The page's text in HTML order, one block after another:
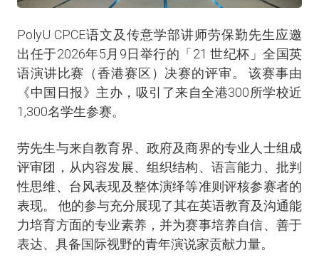
PolyU CPCE语文及传意学部讲师劳保勤先生应邀
出任于2026年5月9日举行的「21 世纪杯」全国英
语演讲比赛（香港赛区）决赛的评审。 该赛事由
《中国日报》主办，吸引了来自全港300所学校近
1,300名学生参赛。
劳先生与来自教育界、政府及商界的专业人士组成
评审团，从内容发展、组织结构、语言能力、批判
性思维、台风表现及整体演绎等准则评核参赛者的
表现。 他的参与充分展现了其在英语教育及沟通能
力培育方面的专业素养，并为赛事培养自信、善于
表达、具备国际视野的青年演说家贡献力量。